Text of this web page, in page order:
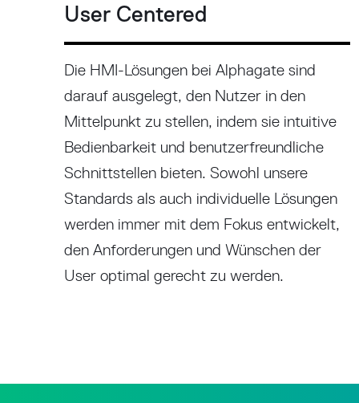
User Centered
Die HMI-Lösungen bei Alphagate sind
darauf ausgelegt, den Nutzer in den
Mittelpunkt zu stellen, indem sie intuitive
Bedienbarkeit und benutzerfreundliche
Schnittstellen bieten. Sowohl unsere
Standards als auch individuelle Lösungen
werden immer mit dem Fokus entwickelt,
den Anforderungen und Wünschen der
User optimal gerecht zu werden.